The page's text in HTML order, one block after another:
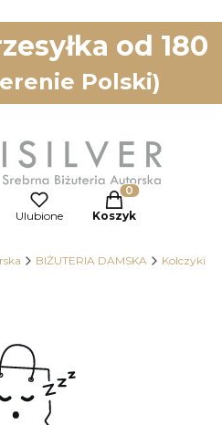
od 180
Polski)
Ulubione
Produkty w
Koszyk
BIŻUTERIA DAMSKA Kolczyki